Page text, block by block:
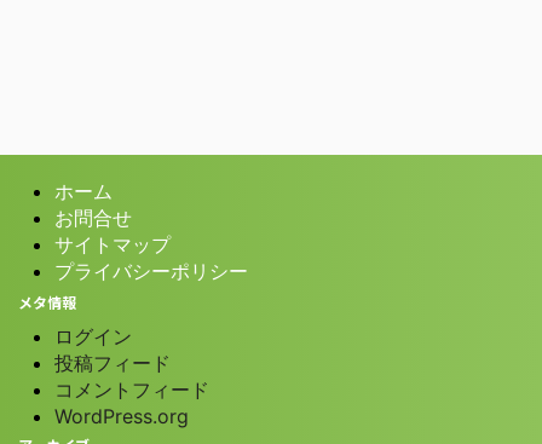
ホーム
お問合せ
サイトマップ
プライバシーポリシー
メタ情報
ログイン
投稿フィード
コメントフィード
WordPress.org